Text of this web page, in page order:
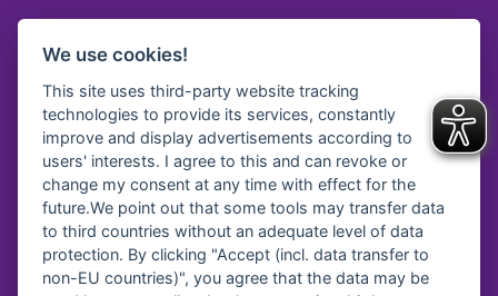
8.00 bis 12.00 Uhr
Spendenkonto
Diakonisches Werk Traunstein e.V.
Kreissparkasse Traunstein-Trostberg
IBAN:DE64 7105 2050 0040 7535 92
We use cookies!
This site uses third-party website tracking
technologies to provide its services, constantly
improve and display advertisements according to
users' interests. I agree to this and can revoke or
change my consent at any time with effect for the
future.We point out that some tools may transfer data
to third countries without an adequate level of data
protection. By clicking "Accept (incl. data transfer to
non-EU countries)", you agree that the data may be